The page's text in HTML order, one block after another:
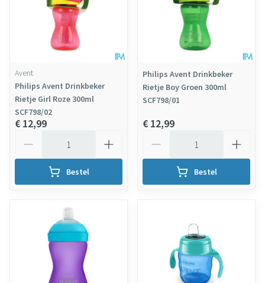
Avent
Philips Avent Drinkbeker
Rietje Girl Roze 300ml
SCF798/02
€ 12,99
Bestel
Philips Avent Drinkbeker
Rietje Boy Groen 300ml
SCF798/01
€ 12,99
Bestel